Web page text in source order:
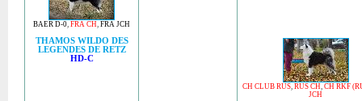
BAER D-0, FRA CH, FRA JCH
THAMOS WILDO DES
LEGENDES DE RETZ
HD-C
CH CLUB RUS, RUS CH, CH RKF
JCH